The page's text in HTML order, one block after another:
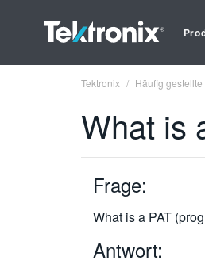
Tektronix Häufig gestellte
What is
Frage:
What is a PAT
Antwort: